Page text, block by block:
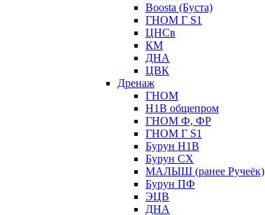
Boosta (Буста)
ГНОМ Г S1
ЦНСв
КМ
ДНА
ЦВК
Дренаж
ГНОМ
Н1В общепром
ГНОМ Ф, ФР
ГНОМ Г S1
Бурун Н1В
Бурун СХ
МАЛЫШ (ранее Ручеёк)
Бурун ПФ
ЭЦВ
ДНА